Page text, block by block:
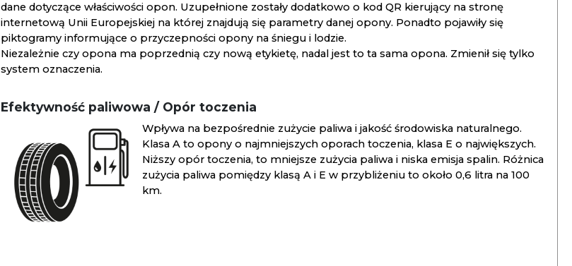
dane dotyczące właściwości opon. Uzupełnione zostały dodatkowo o kod QR kierujący na stronę
internetową Unii Europejskiej na której znajdują się parametry danej opony. Ponadto pojawiły się
piktogramy informujące o przyczepności opony na śniegu i lodzie.
Niezależnie czy opona ma poprzednią czy nową etykietę, nadal jest to ta sama opona. Zmienił się tylko
system oznaczenia.
Efektywność paliwowa / Opór toczenia
Wpływa na bezpośrednie zużycie paliwa i jakość środowiska naturalnego.
Klasa A to opony o najmniejszych oporach toczenia, klasa E o największych.
Niższy opór toczenia, to mniejsze zużycia paliwa i niska emisja spalin. Różnica
zużycia paliwa pomiędzy klasą A i E w przybliżeniu to około 0,6 litra na 100
km.